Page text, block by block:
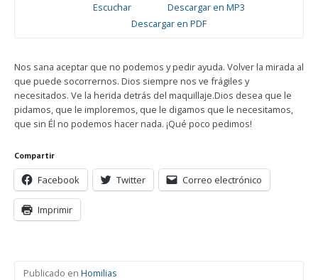
Escuchar
Descargar en MP3
Descargar en PDF
Nos sana aceptar que no podemos y pedir ayuda. Volver la mirada al
que puede socorrernos. Dios siempre nos ve frágiles y
necesitados. Ve la herida detrás del maquillaje.Dios desea que le
pidamos, que le imploremos, que le digamos que le necesitamos,
que sin Él no podemos hacer nada. ¡Qué poco pedimos!
Compartir
Facebook Twitter Correo electrónico
Imprimir
Publicado en Homilias